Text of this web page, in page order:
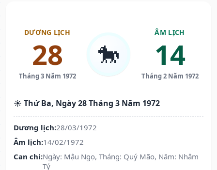
DƯƠNG LỊCH
28
Tháng 3 Năm 1972
🐎
ÂM LỊCH
14
Tháng 2 Năm 1972
☀️ Thứ Ba, Ngày 28 Tháng 3 Năm 1972
Dương lịch:28/03/1972
Âm lịch:14/02/1972
Can chi:Ngày: Mậu Ngọ, Tháng: Quý Mão, Năm: Nhâm
Tý